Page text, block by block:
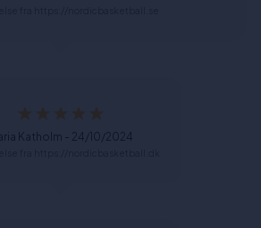
Katholm - 24/10/2024